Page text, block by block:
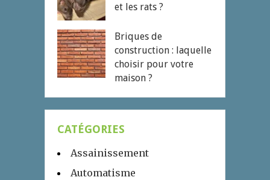
et les rats ?
Briques de
construction : laquelle
choisir pour votre
maison ?
CATÉGORIES
Assainissement
Automatisme